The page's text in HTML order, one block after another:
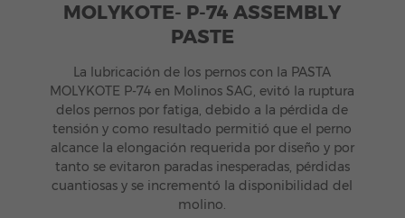
MOLYKOTE- P-74 ASSEMBLY
PASTE
La lubricación de los pernos con la PASTA
MOLYKOTE P-74 en Molinos SAG, evitó la ruptura
delos pernos por fatiga, debido a la pérdida de
tensión y como resultado permitió que el perno
alcance la elongación requerida por diseño y por
tanto se evitaron paradas inesperadas, pérdidas
cuantiosas y se incrementó la disponibilidad del
molino.